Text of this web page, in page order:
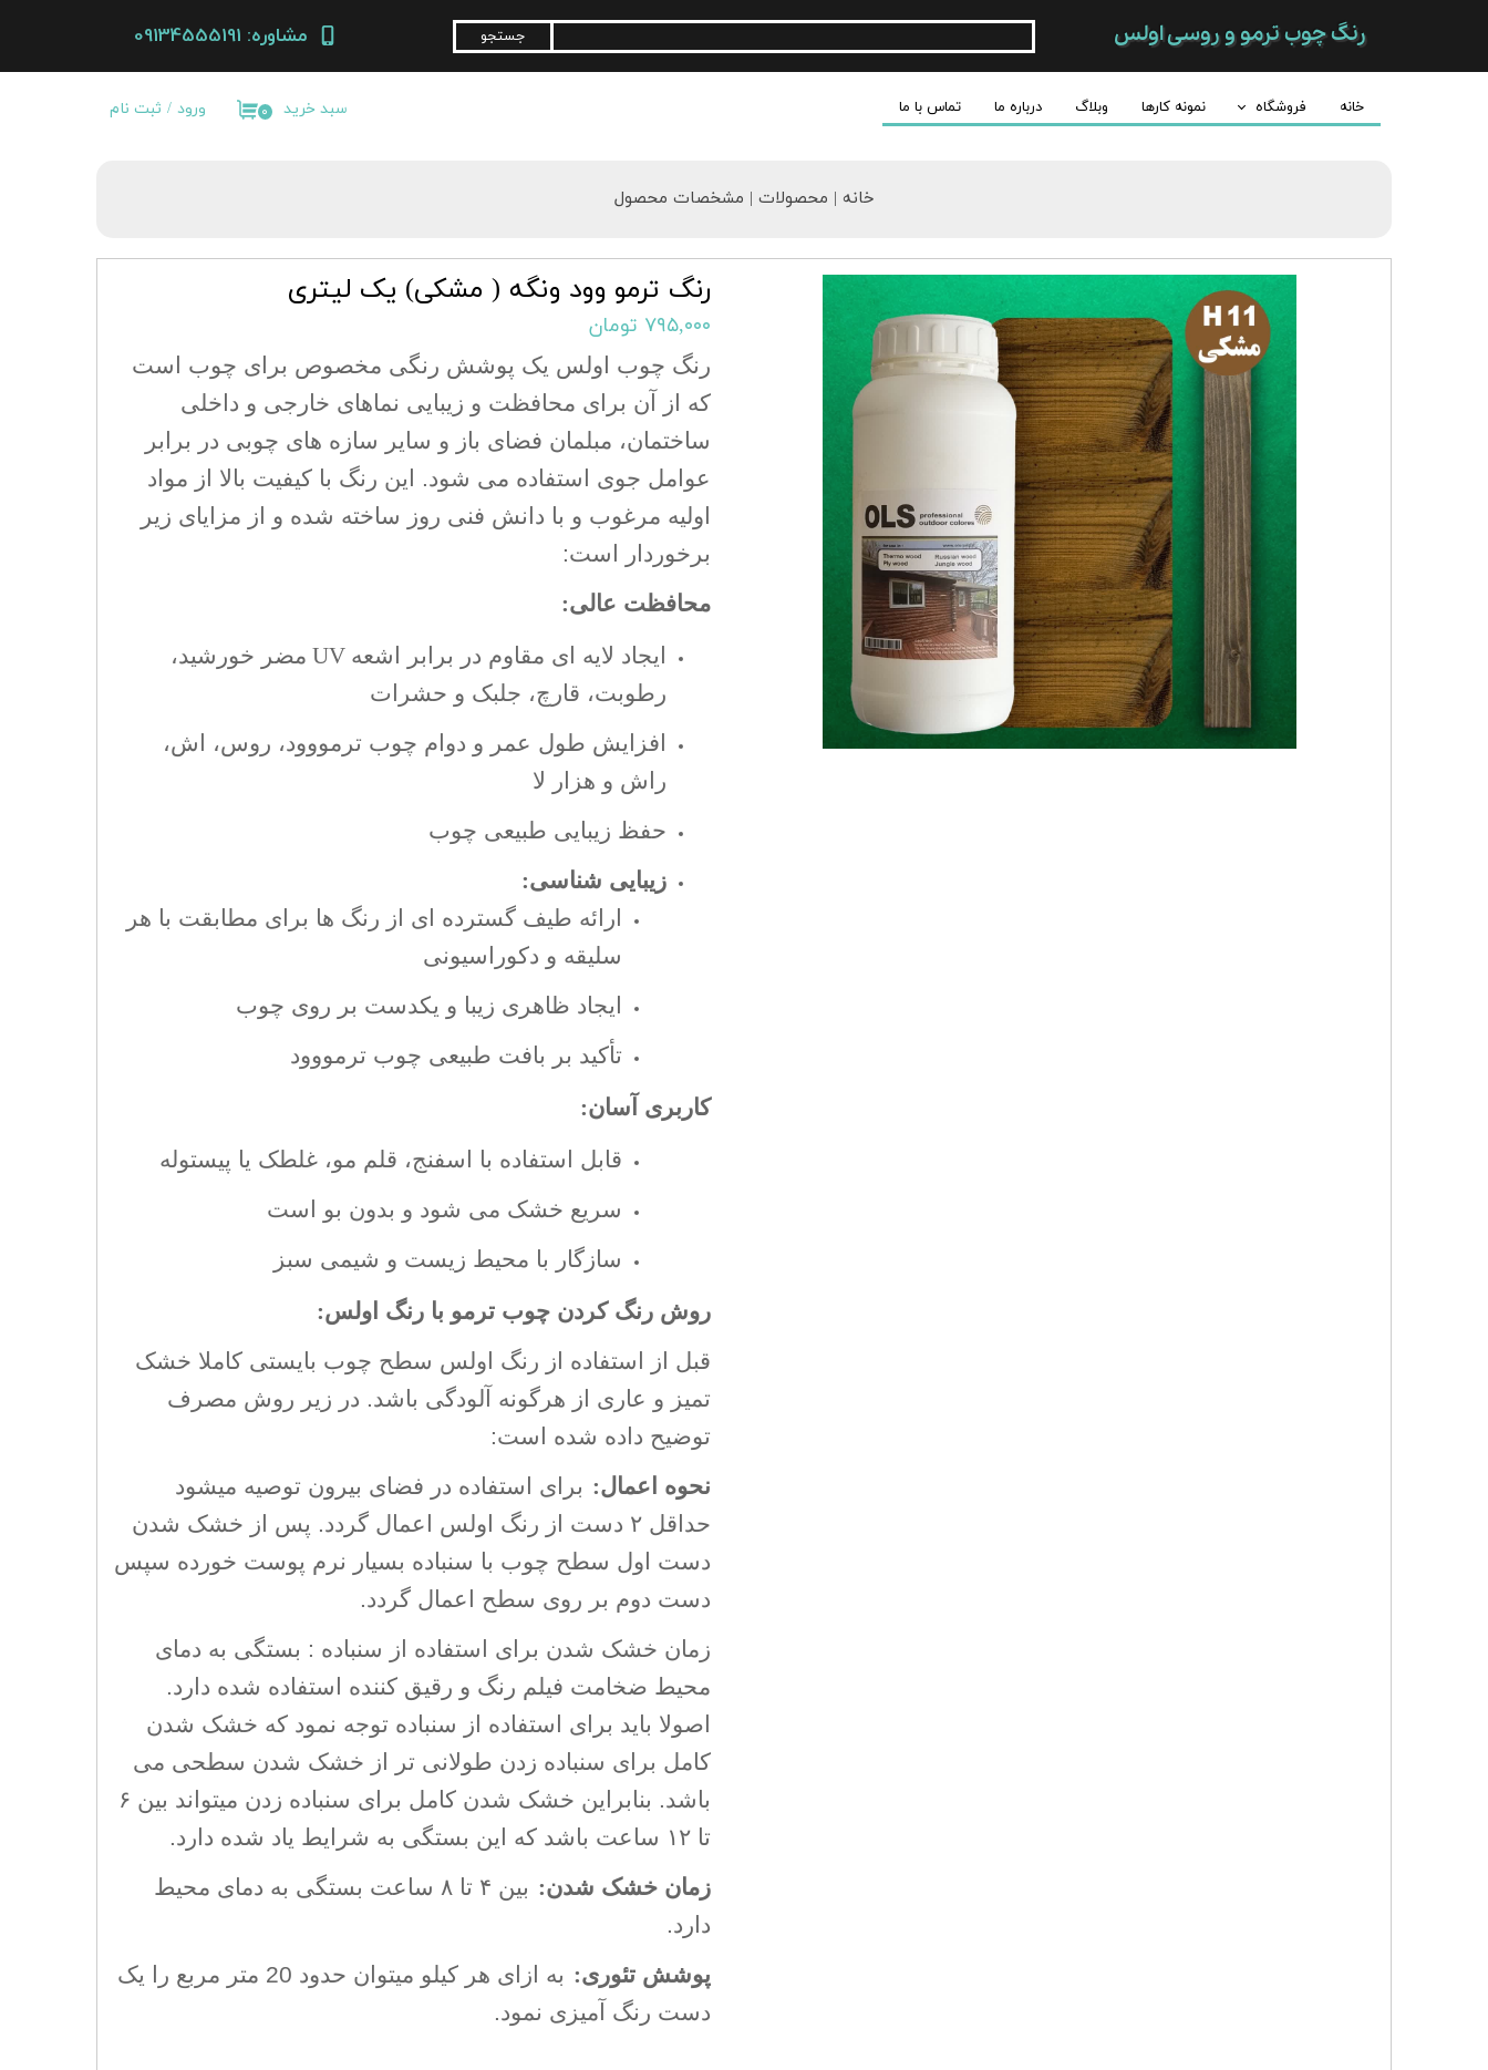
رنگ چوب ترمو و روسی اولس مشاوره: 09134555191 جستجو
۰ سبد خرید ورود / ثبت نام
سفارشات
خانه فروشگاه نمونه کارها وبلاگ درباره ما تماس با ما
خانه | محصولات | مشخصات محصول
رنگ ترمو وود ونگه ( مشکی) یک لیتری
۷۹۵,۰۰۰ تومان
رنگ چوب اولس یک پوشش رنگی مخصوص برای چوب است
که از آن برای محافظت و زیبایی نماهای خارجی و داخلی
ساختمان، مبلمان فضای باز و سایر سازه های چوبی در برابر
عوامل جوی استفاده می شود. این رنگ با کیفیت بالا از مواد
اولیه مرغوب و با دانش فنی روز ساخته شده و از مزایای زیر
برخوردار است:
محافظت عالی:
ایجاد لایه ای مقاوم در برابر اشعه UV مضر خورشید،
رطوبت، قارچ، جلبک و حشرات
افزایش طول عمر و دوام چوب ترمووود، روس، اش،
راش و هزار لا
حفظ زیبایی طبیعی چوب
زیبایی شناسی:
ارائه طیف گسترده ای از رنگ ها برای مطابقت با هر
سلیقه و دکوراسیونی
ایجاد ظاهری زیبا و یکدست بر روی چوب
تأکید بر بافت طبیعی چوب ترمووود
کاربری آسان:
قابل استفاده با اسفنج، قلم مو، غلطک یا پیستوله
سریع خشک می شود و بدون بو است
سازگار با محیط زیست و شیمی سبز
روش رنگ کردن چوب ترمو با رنگ اولس:
قبل از استفاده از رنگ اولس سطح چوب بایستی کاملا خشک
تمیز و عاری از هرگونه آلودگی باشد. در زیر روش مصرف
توضیح داده شده است:
نحوه اعمال: برای استفاده در فضای بیرون توصیه میشود
حداقل ۲ دست از رنگ اولس اعمال گردد. پس از خشک شدن
دست اول سطح چوب با سنباده بسیار نرم پوست خورده سپس
دست دوم بر روی سطح اعمال گردد.
زمان خشک شدن برای استفاده از سنباده : بستگی به دمای
محیط ضخامت فیلم رنگ و رقیق کننده استفاده شده دارد.
اصولا باید برای استفاده از سنباده توجه نمود که خشک شدن
کامل برای سنباده زدن طولانی تر از خشک شدن سطحی می
باشد. بنابراین خشک شدن کامل برای سنباده زدن میتواند بین ۶
تا ۱۲ ساعت باشد که این بستگی به شرایط یاد شده دارد
.
زمان خشک شدن:
بین ۴ تا ۸ ساعت بستگی به دمای محیط
دارد.
پوشش تئوری:
به ازای هر کیلو میتوان حدود 20 متر مربع را یک
دست رنگ آمیزی نمود.